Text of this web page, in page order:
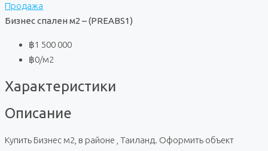
Продажа
Бизнес спален м2 – (PREABS1)
฿1 500 000
฿0/м2
Характеристики
Описание
Купить Бизнес м2, в районе , Таиланд. Оформить объект